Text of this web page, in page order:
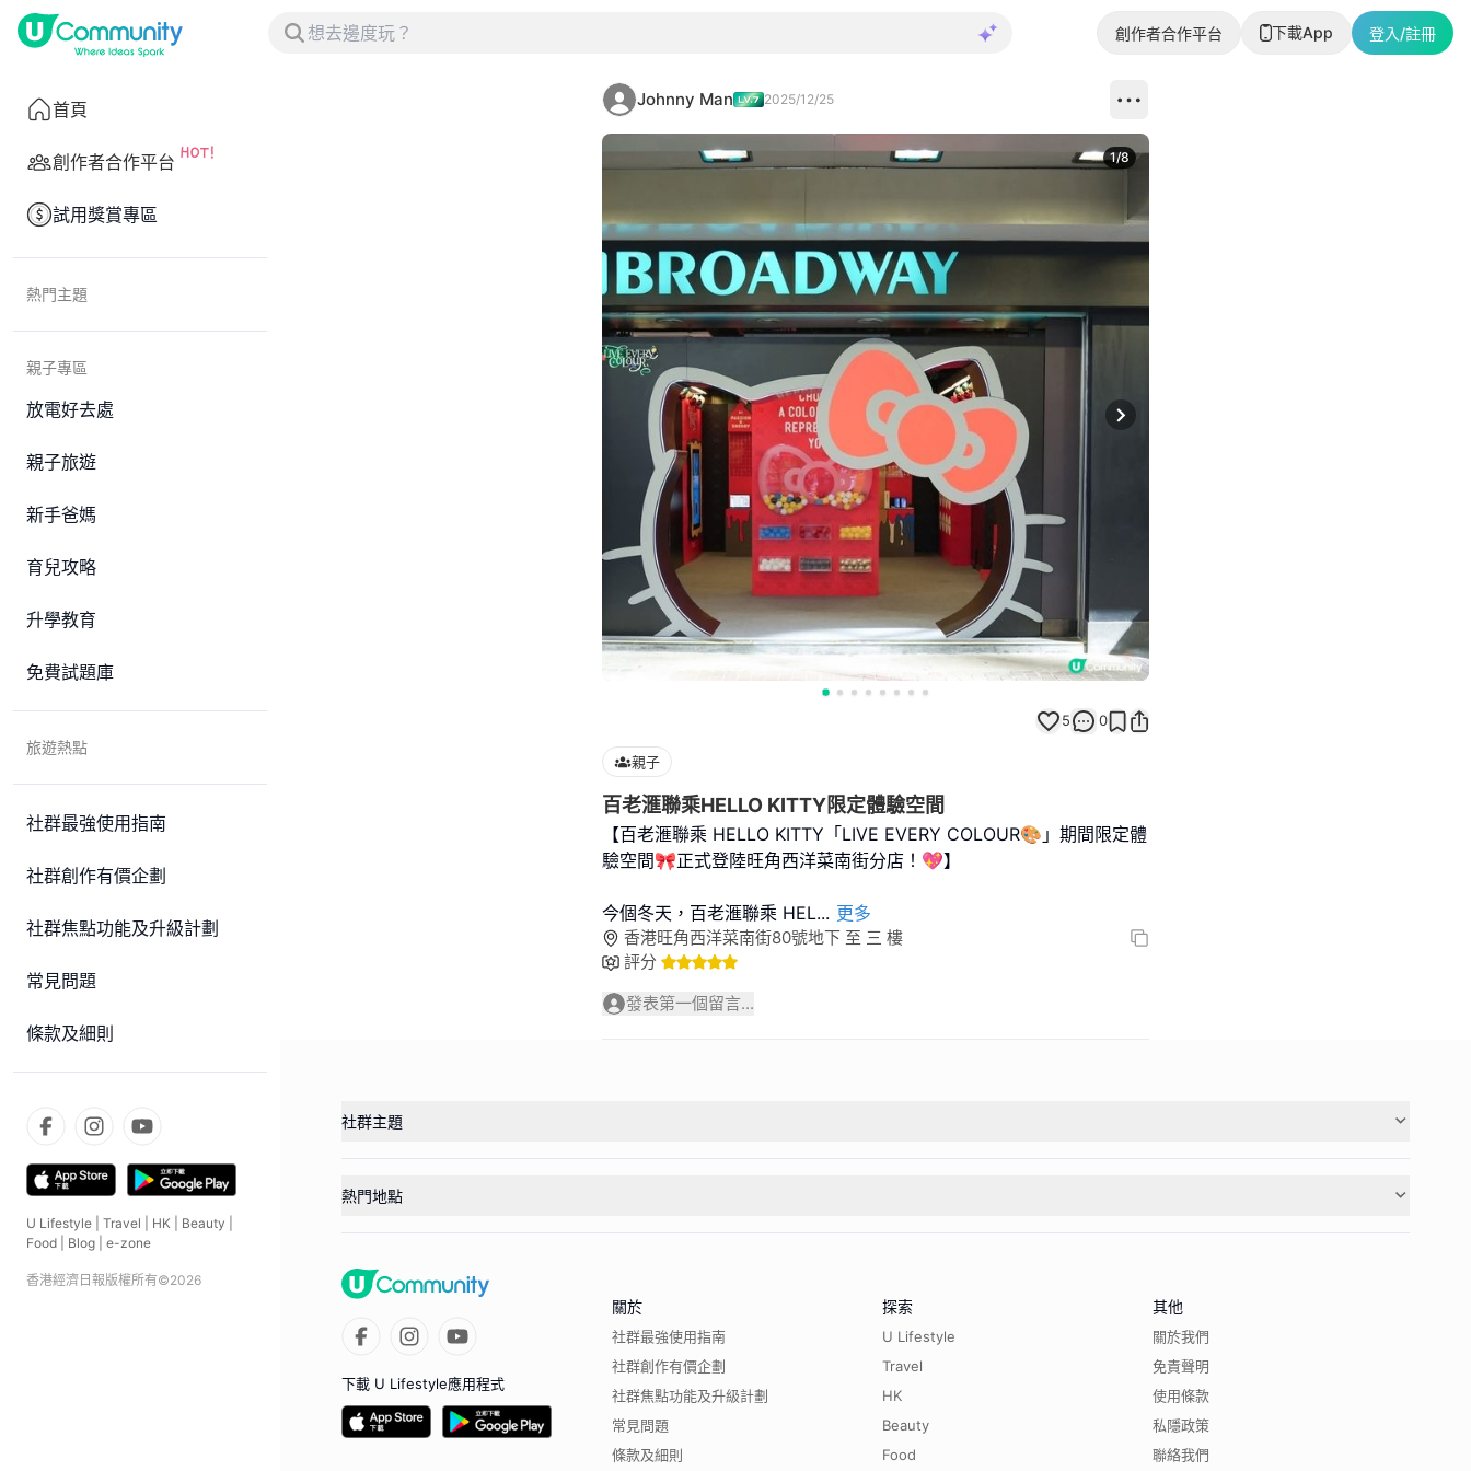
創作者合作平台 下載App 登入/註冊
首頁
創作者合作平台
試用獎賞專區
熱門主題
親子專區
放電好去處
親子旅遊
新手爸媽
育兒攻略
升學教育
免費試題庫
旅遊熱點
社群最強使用指南
社群創作有價企劃
社群焦點功能及升級計劃
常見問題
條款及細則
U Lifestyle Travel HK Beauty
Food
Blog e-zone
香港經濟日報版權所有©2026
Johnny Man 2025/12/25
Next slide
1/8
5 0
親子
百老滙聯乘HELLO KITTY限定體驗空間
【百老滙聯乘 HELLO KITTY「LIVE EVERY COLOUR🎨」期間限定體
驗空間🎀正式登陸旺角西洋菜南街分店！💖】
今個冬天，百老滙聯乘 HEL... 更多
香港旺角西洋菜南街80號地下 至 三 樓
評分
發表第一個留言...
社群主題
熱門地點
下載 U Lifestyle應用程式
關於
社群最強使用指南
社群創作有價企劃
社群焦點功能及升級計劃
常見問題
條款及細則
探索
U Lifestyle
Travel
HK
Beauty
Food
其他
關於我們
免責聲明
使用條款
私隱政策
聯絡我們